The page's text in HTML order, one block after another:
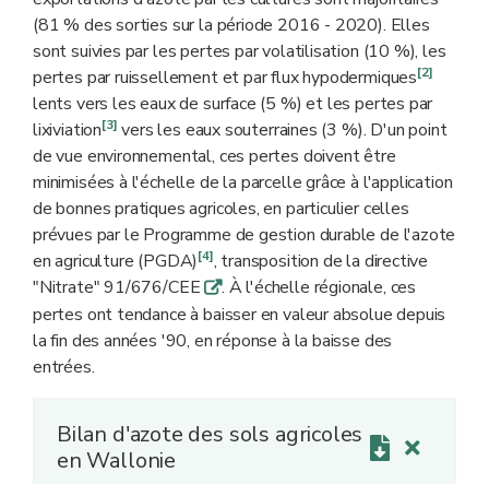
(81 % des sorties sur la période 2016 - 2020). Elles
sont suivies par les pertes par volatilisation (10 %), les
pertes par ruissellement et par flux hypodermiques[2]
lents vers les eaux de surface (5 %) et les pertes par
lixiviation[3] vers les eaux souterraines (3 %). D'un point
de vue environnemental, ces pertes doivent être
minimisées à l'échelle de la parcelle grâce à l'application
de bonnes pratiques agricoles, en particulier celles
prévues par le Programme de gestion durable de l'azote
en agriculture (PGDA)[4], transposition de la directive
"Nitrate" 91/676/CEEq. À l'échelle régionale, ces
pertes ont tendance à baisser en valeur absolue depuis
la fin des années '90, en réponse à la baisse des
entrées.
Bilan d'azote des sols agricoles
en Wallonie